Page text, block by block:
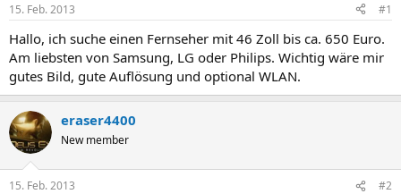
e
r
t
a
15. Feb. 2013 #1
Hallo, ich suche einen Fernseher mit 46 Zoll bis ca. 650 Euro.
Am liebsten von Samsung, LG oder Philips. Wichtig wäre mir
gutes Bild, gute Auflösung und optional WLAN.
eraser4400
New member
15. Feb. 2013 #2